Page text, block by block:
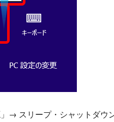
→ スリープ・シャットダウ